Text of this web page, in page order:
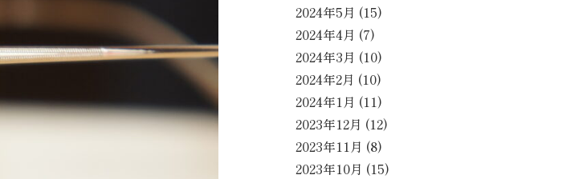
2024年5月 (15)
2024年4月 (7)
2024年3月 (10)
2024年2月 (10)
2024年1月 (11)
2023年12月 (12)
2023年11月 (8)
2023年10月 (15)